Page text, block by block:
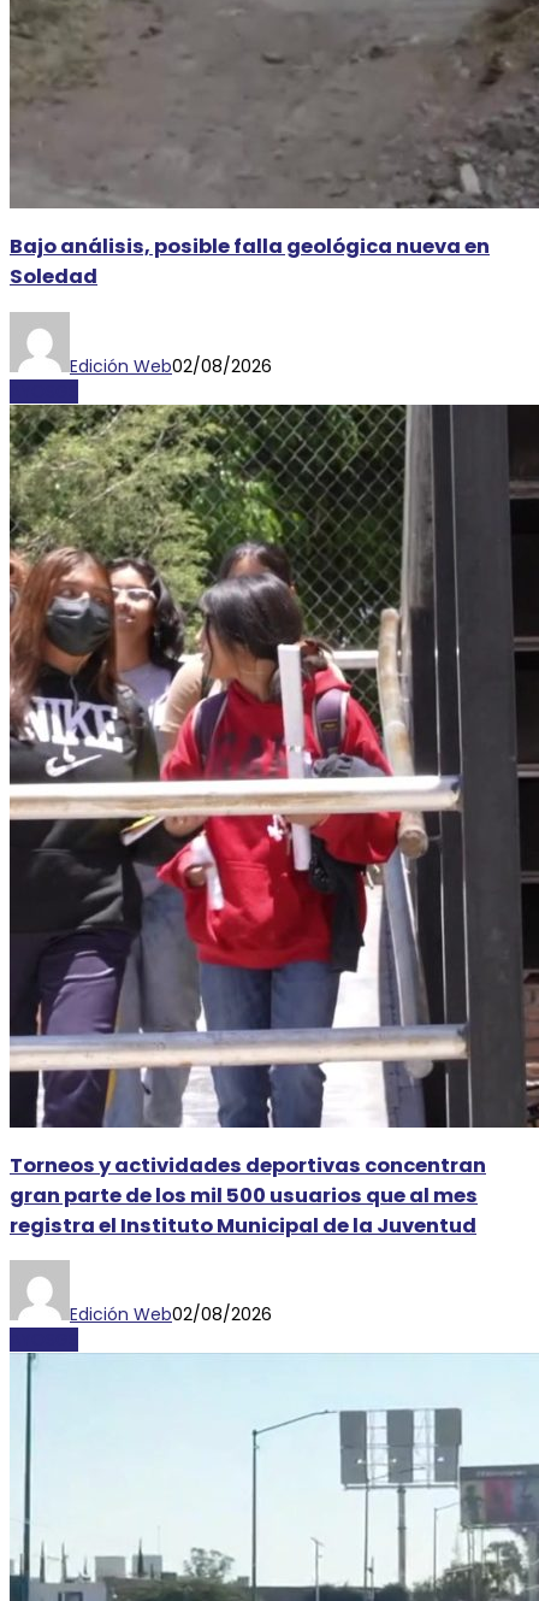
Bajo análisis, posible falla geológica nueva en
Soledad
Edición Web02/08/2026
Torneos y actividades deportivas concentran
gran parte de los mil 500 usuarios que al mes
registra el Instituto Municipal de la Juventud
Edición Web02/08/2026